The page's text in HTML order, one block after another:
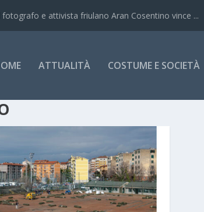
fotografo e attivista friulano Aran Cosentino vince ...
ATTUALITÀ COSTUME E SOCIETÀ